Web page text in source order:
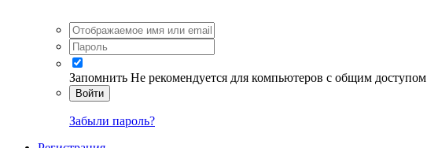
Запомнить Не рекомендуется для компьютеров с общим доступом
Войти
Забыли пароль?